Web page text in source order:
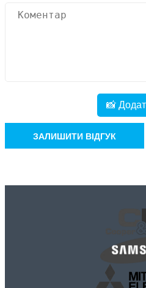
📸
ЗАЛИШИТИ ВІДГУК